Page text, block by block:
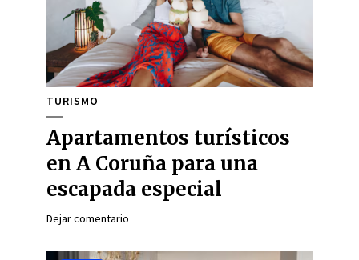
TURISMO
Apartamentos turísticos
en A Coruña para una
escapada especial
Dejar comentario